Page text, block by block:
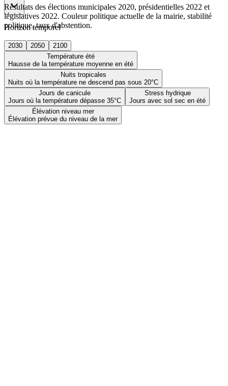
Horizon temporel
2030 2050
2100
Température été
Hausse de la température moyenne en été
Nuits tropicales
Nuits où la température ne descend pas sous 20°C
Jours de canicule
Jours où la température dépasse 35°C
Stress hydrique
Jours avec sol sec en été
Élévation niveau mer
Élévation prévue du niveau de la mer
Résultats des élections municipales 2020, présidentielles 2022 et
législatives 2022. Couleur politique actuelle de la mairie, stabilité
politique, taux d'abstention.